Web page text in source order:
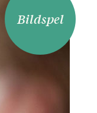
Bildspel